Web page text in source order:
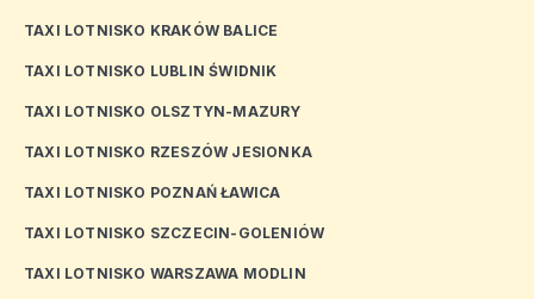
TAXI LOTNISKO KRAKÓW BALICE
TAXI LOTNISKO LUBLIN ŚWIDNIK
TAXI LOTNISKO OLSZTYN-MAZURY
TAXI LOTNISKO RZESZÓW JESIONKA
TAXI LOTNISKO POZNAŃ ŁAWICA
TAXI LOTNISKO SZCZECIN-GOLENIÓW
TAXI LOTNISKO WARSZAWA MODLIN